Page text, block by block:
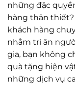
những đặc
hàng thân
khách hàng
nhằm tri ân
gia, bạn không
quà tặng hiện
những dịch vụ